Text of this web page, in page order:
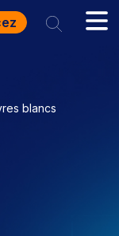
blancs